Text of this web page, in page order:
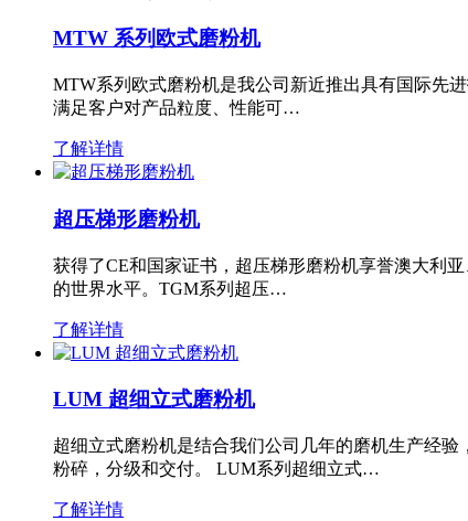
MTW 系列欧式磨粉机
MTW系列欧式磨粉机是我公司新近推出具有国际先
满足客户对产品粒度、性能可…
了解详情
超压梯形磨粉机
获得了CE和国家证书，超压梯形磨粉机享誉澳大利
的世界水平。TGM系列超压…
了解详情
LUM 超细立式磨粉机
超细立式磨粉机是结合我们公司几年的磨机生产经
粉碎，分级和交付。 LUM系列超细立式…
了解详情